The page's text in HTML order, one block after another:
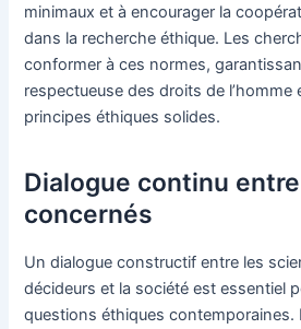
minimaux et à encourager la
dans la recherche éthique. Les
conformer à ces normes,
respectueuse des droits de l’homme
principes éthiques solides.
Dialogue continu
concernés
Un dialogue constructif entre les
décideurs et la société est essentiel
questions éthiques contemporaines.